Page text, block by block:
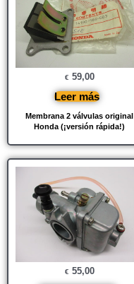
Membrana 2 válvulas original
Honda (¡versión rápida!)
€ 59,00
Leer más
€ 55,00